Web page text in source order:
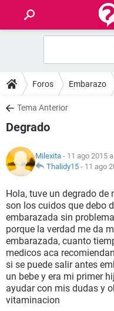
FOROS
SALUD
FAMILIA
NUTRICIÓN
BIENESTAR
SEXUALIDAD
GLOSARIO
Foros Embarazo
Tema Anterior
Degrado
Milexita - 11 ago 2015
Thalidy15 - 11 ago
Hola, tuve un degrado de
son los cuidos que debo
embarazada sin
porque la verdad me da
embarazada, cuanto
medicos aca
si se puede salir antes
un bebe y era mi primer
ayudar con mis dudas y
vitaminacion